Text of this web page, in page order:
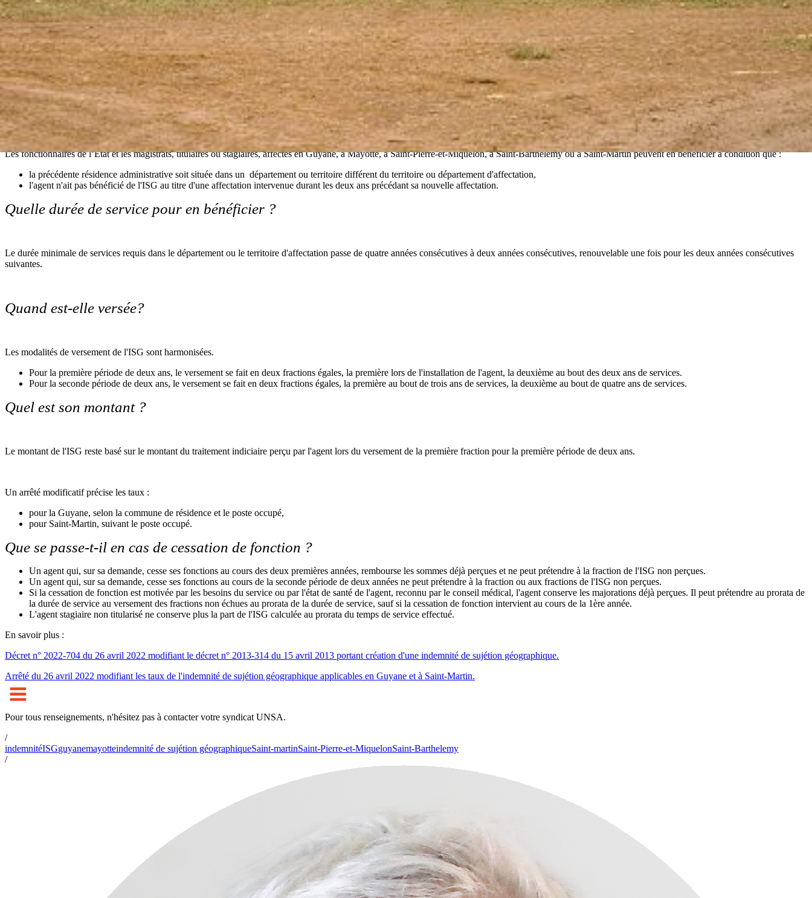
L'ISG a été créée en 2013 pour répondre aux conditions d'installation, de vie et de travail dans les deux départements et trois territoires concernés.
De nouvelles dispositions, publiées le 22 avril 2022, entrent en vigueur de manière rétroactives à partir du 1er août 2021.
Qui est concerné?
Les fonctionnaires de l’État et les magistrats, titulaires ou stagiaires, affectés en Guyane, à Mayotte, à Saint-Pierre-et-Miquelon, à Saint-Barthélemy ou à Saint-Martin peuvent en bénéficier à condition que :
la précédente résidence administrative soit située dans un département ou territoire différent du territoire ou département d'affectation,
l'agent n'ait pas bénéficié de l'ISG au titre d'une affectation intervenue durant les deux ans précédant sa nouvelle affectation.
Quelle durée de service pour en bénéficier ?
Le durée minimale de services requis dans le département ou le territoire d'affectation passe de quatre années consécutives à deux années consécutives, renouvelable une fois pour les deux années consécutives
suivantes.
Quand est-elle versée?
Les modalités de versement de l'ISG sont harmonisées.
Pour la première période de deux ans, le versement se fait en deux fractions égales, la première lors de l'installation de l'agent, la deuxième au bout des deux ans de services.
Pour la seconde période de deux ans, le versement se fait en deux fractions égales, la première au bout de trois ans de services, la deuxième au bout de quatre ans de services.
Quel est son montant ?
Le montant de l'ISG reste basé sur le montant du traitement indiciaire perçu par l'agent lors du versement de la première fraction pour la première période de deux ans.
Un arrêté modificatif précise les taux :
pour la Guyane, selon la commune de résidence et le poste occupé,
pour Saint-Martin, suivant le poste occupé.
Que se passe-t-il en cas de cessation de fonction ?
Un agent qui, sur sa demande, cesse ses fonctions au cours des deux premières années, rembourse les sommes déjà perçues et ne peut prétendre à la fraction de l'ISG non perçues.
Un agent qui, sur sa demande, cesse ses fonctions au cours de la seconde période de deux années ne peut prétendre à la fraction ou aux fractions de l'ISG non perçues.
Si la cessation de fonction est motivée par les besoins du service ou par l'état de santé de l'agent, reconnu par le conseil médical, l'agent conserve les majorations déjà perçues. Il peut prétendre au prorata de
la durée de service au versement des fractions non échues au prorata de la durée de service, sauf si la cessation de fonction intervient au cours de la 1ère année.
L'agent stagiaire non titularisé ne conserve plus la part de l'ISG calculée au prorata du temps de service effectué.
En savoir plus :
Décret n° 2022-704 du 26 avril 2022 modifiant le décret n° 2013-314 du 15 avril 2013 portant création d'une indemnité de sujétion géographique.
Arrêté du 26 avril 2022 modifiant les taux de l'indemnité de sujétion géographique applicables en Guyane et à Saint-Martin.
Pour tous renseignements, n'hésitez pas à contacter votre syndicat UNSA.
/
indemnitéISGguyanemayotteindemnité de sujétion géographiqueSaint-martinSaint-Pierre-et-MiquelonSaint-Barthelemy
/